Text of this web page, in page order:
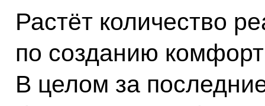
Растёт количество
по созданию
В целом за